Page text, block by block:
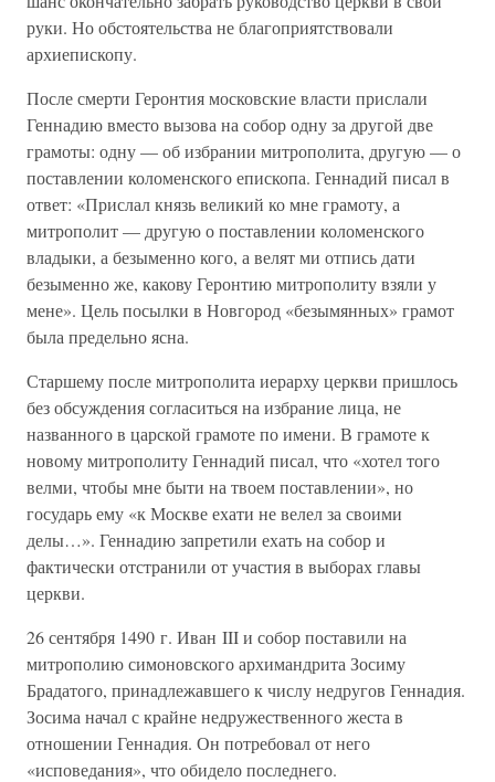
руки. Но обстоятельства не благоприятствовали
архиепископу.
После смерти Геронтия московские власти прислали
Геннадию вместо вызова на собор одну за другой две
грамоты: одну — об избрании митрополита, другую — о
поставлении коломенского епископа. Геннадий писал в
ответ: «Прислал князь великий ко мне грамоту, а
митрополит — другую о поставлении коломенского
владыки, а безыменно кого, а велят ми отпись дати
безыменно же, какову Геронтию митрополиту взяли у
мене». Цель посылки в Новгород «безымянных» грамот
была предельно ясна.
Старшему после митрополита иерарху церкви пришлось
без обсуждения согласиться на избрание лица, не
названного в царской грамоте по имени. В грамоте к
новому митрополиту Геннадий писал, что «хотел того
велми, чтобы мне быти на твоем поставлении», но
государь ему «к Москве ехати не велел за своими
делы…». Геннадию запретили ехать на собор и
фактически отстранили от участия в выборах главы
церкви.
26 сентября 1490 г. Иван III и собор поставили на
митрополию симоновского архимандрита Зосиму
Брадатого, принадлежавшего к числу недругов Геннадия.
Зосима начал с крайне недружественного жеста в
отношении Геннадия. Он потребовал от него
«исповедания», что обидело последнего.